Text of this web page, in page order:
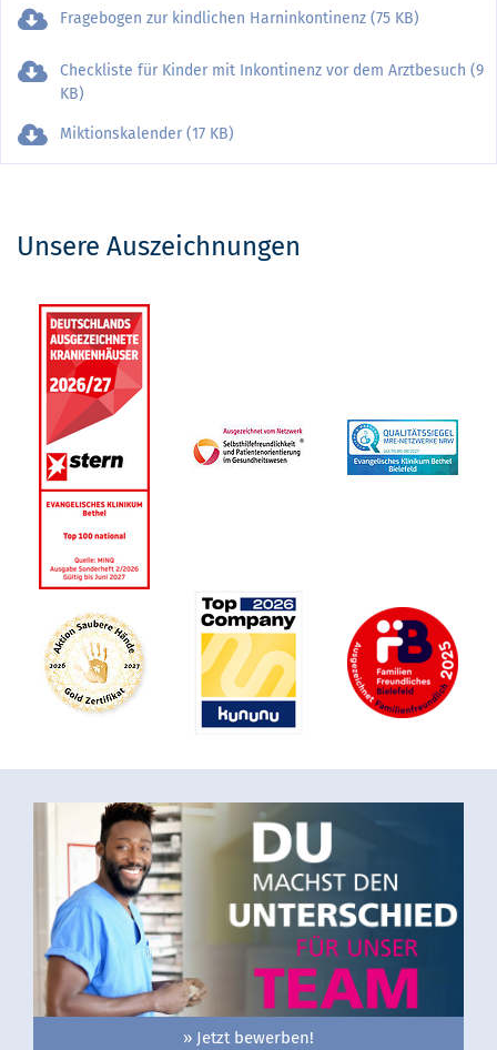
Fragebogen zur kindlichen Harninkontinenz (75 KB)
Checkliste für Kinder mit Inkontinenz vor dem Arztbesuch (9
KB)
Miktionskalender (17 KB)
Unsere Auszeichnungen
» Jetzt bewerben!